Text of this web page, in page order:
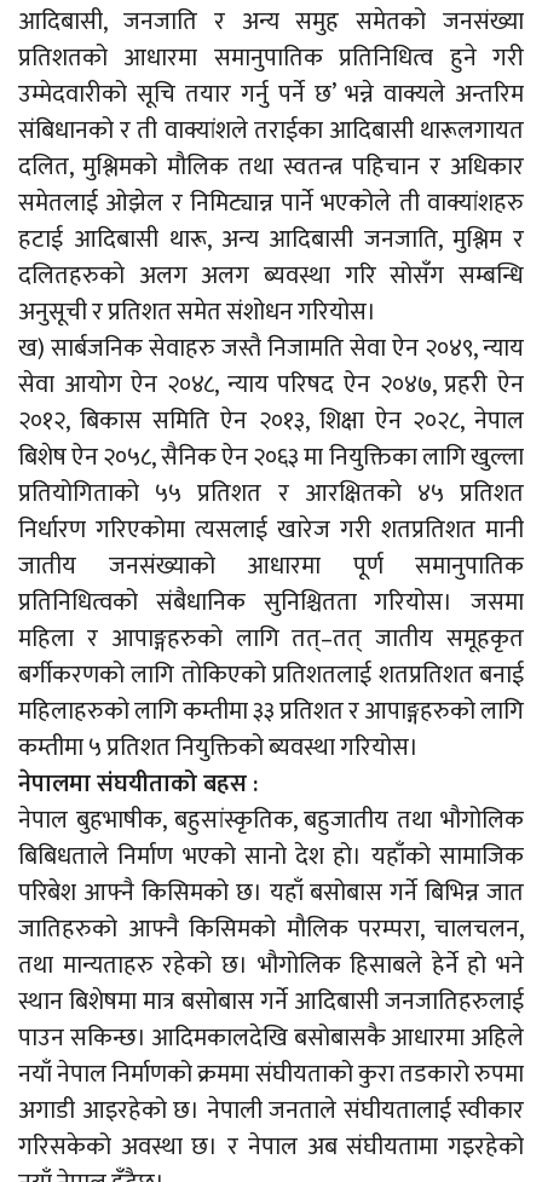
आदिबासी, जनजाति र अन्य समुह समेतको जनसंख्या
प्रतिशतको आधारमा समानुपातिक प्रतिनिधित्व हुने गरी
उम्मेदवारीको सूचि तयार गर्नु पर्ने छ’ भन्ने वाक्यले अन्तरिम
संबिधानको र ती वाक्यांशले तराईका आदिबासी थारूलगायत
दलित, मुश्लिमको मौलिक तथा स्वतन्त्र पहिचान र अधिकार
समेतलाई ओझेल र निमिट्यान्न पार्ने भएकोले ती वाक्यांशहरु
हटाई आदिबासी थारू, अन्य आदिबासी जनजाति, मुश्लिम र
दलितहरुको अलग अलग ब्यवस्था गरि सोसँग सम्बन्धि
अनुसूची र प्रतिशत समेत संशोधन गरियोस।
ख) सार्बजनिक सेवाहरु जस्तै निजामति सेवा ऐन २०४९, न्याय
सेवा आयोग ऐन २०४८, न्याय परिषद ऐन २०४७, प्रहरी ऐन
२०१२, बिकास समिति ऐन २०१३, शिक्षा ऐन २०२८, नेपाल
बिशेष ऐन २०५८, सैनिक ऐन २०६३ मा नियुक्तिका लागि खुल्ला
प्रतियोगिताको ५५ प्रतिशत र आरक्षितको ४५ प्रतिशत
निर्धारण गरिएकोमा त्यसलाई खारेज गरी शतप्रतिशत मानी
जातीय जनसंख्याको आधारमा पूर्ण समानुपातिक
प्रतिनिधित्वको संबैधानिक सुनिश्चितता गरियोस। जसमा
महिला र आपाङ्गहरुको लागि तत्–तत् जातीय समूहकृत
बर्गीकरणको लागि तोकिएको प्रतिशतलाई शतप्रतिशत बनाई
महिलाहरुको लागि कम्तीमा ३३ प्रतिशत र आपाङ्गहरुको लागि
कम्तीमा ५ प्रतिशत नियुक्तिको ब्यवस्था गरियोस।
नेपालमा संघयीताको बहस :
नेपाल बुहभाषीक, बहुसांस्कृतिक, बहुजातीय तथा भौगोलिक
बिबिधताले निर्माण भएको सानो देश हो। यहाँको सामाजिक
परिबेश आफ्नै किसिमको छ। यहाँ बसोबास गर्ने बिभिन्न जात
जातिहरुको आफ्नै किसिमको मौलिक परम्परा, चालचलन,
तथा मान्यताहरु रहेको छ। भौगोलिक हिसाबले हेर्ने हो भने
स्थान बिशेषमा मात्र बसोबास गर्ने आदिबासी जनजातिहरुलाई
पाउन सकिन्छ। आदिमकालदेखि बसोबासकै आधारमा अहिले
नयाँ नेपाल निर्माणको क्रममा संघीयताको कुरा तडकारो रुपमा
अगाडी आइरहेको छ। नेपाली जनताले संघीयतालाई स्वीकार
गरिसकेको अवस्था छ। र नेपाल अब संघीयतामा गइरहेको